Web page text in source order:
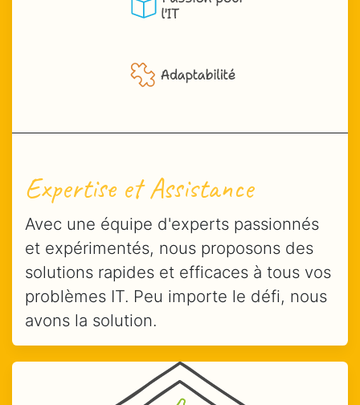
Expertise et Assistance
Avec une équipe d'experts passionnés
et expérimentés, nous proposons des
solutions rapides et efficaces à tous vos
problèmes IT. Peu importe le défi, nous
avons la solution.